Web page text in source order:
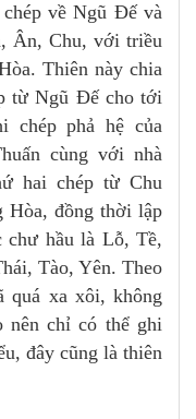
về Ngũ Đế và
Ân, Chu, với triều
Thiên này chia
từ Ngũ Đế cho tới
chép phả hệ của
cùng với nhà
hai chép từ Chu
Hòa, đồng thời lập
chư hầu là Lỗ, Tề,
Tào, Yên. Theo
quá xa xôi, không
nên chỉ có thể ghi
đây cũng là thiên